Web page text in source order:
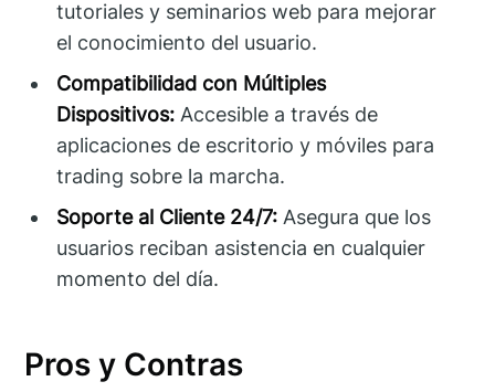
tutoriales y seminarios web para mejorar
el conocimiento del usuario.
Compatibilidad con Múltiples
Dispositivos: Accesible a través de
aplicaciones de escritorio y móviles para
trading sobre la marcha.
Soporte al Cliente 24/7: Asegura que los
usuarios reciban asistencia en cualquier
momento del día.
Pros y Contras